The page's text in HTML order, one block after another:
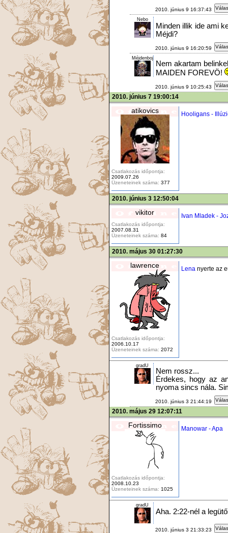
2010. június 9 16:37:43
Nebo
Minden illik ide ami
Méjdi?
2010. június 9 16:20:59
Méjdenboj
Nem akartam
MAIDEN FOREVÖ!
2010. június 9 10:25:43
2010. június 7 19:00:14
atikovics
Csatlakozás időpontja:
2009.07.26
Üzeneteinek száma: 377
Hooligans -
2010. június 3 12:50:04
vikitor
Csatlakozás időpontja:
2007.08.31
Üzeneteinek száma: 84
Ivan Mladek -
2010. május 30 01:27:30
lawrence
Csatlakozás időpontja:
2006.10.17
Üzeneteinek száma: 2072
Lena nyerte az
gradU
Nem rossz...
Érdekes, hogy az
nyoma sincs nála.
2010. június 3 21:44:19
2010. május 29 12:07:11
Fortissimo
Csatlakozás időpontja:
2008.10.23
Üzeneteinek száma: 1025
Manowar - Apa
gradU
Aha. 2:22-nél a
2010. június 3 21:33:23